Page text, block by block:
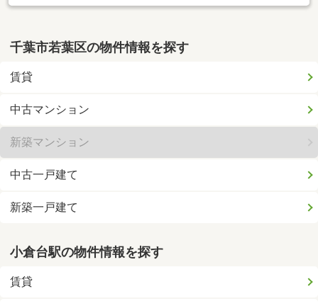
千葉市若葉区の物件情報を探す
賃貸
中古マンション
新築マンション
中古一戸建て
新築一戸建て
小倉台駅の物件情報を探す
賃貸